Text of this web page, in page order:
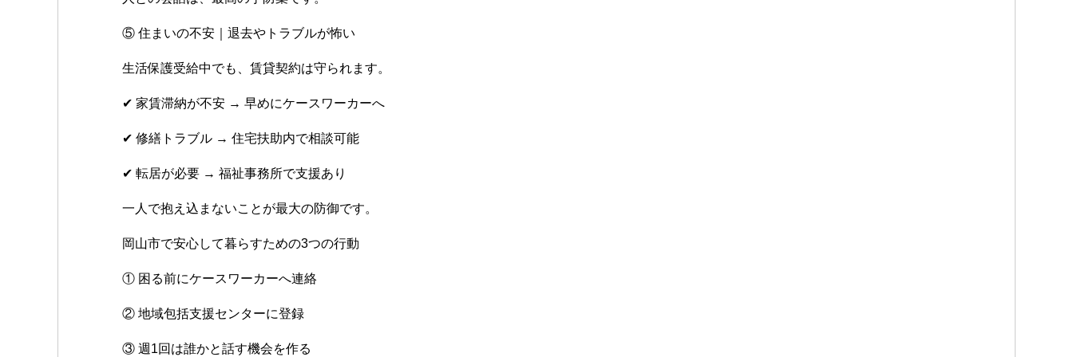
⑤ 住まいの不安｜退去やトラブルが怖い
生活保護受給中でも、賃貸契約は守られます。
✔ 家賃滞納が不安 → 早めにケースワーカーへ
✔ 修繕トラブル → 住宅扶助内で相談可能
✔ 転居が必要 → 福祉事務所で支援あり
一人で抱え込まないことが最大の防御です。
岡山市で安心して暮らすための3つの行動
① 困る前にケースワーカーへ連絡
② 地域包括支援センターに登録
③ 週1回は誰かと話す機会を作る